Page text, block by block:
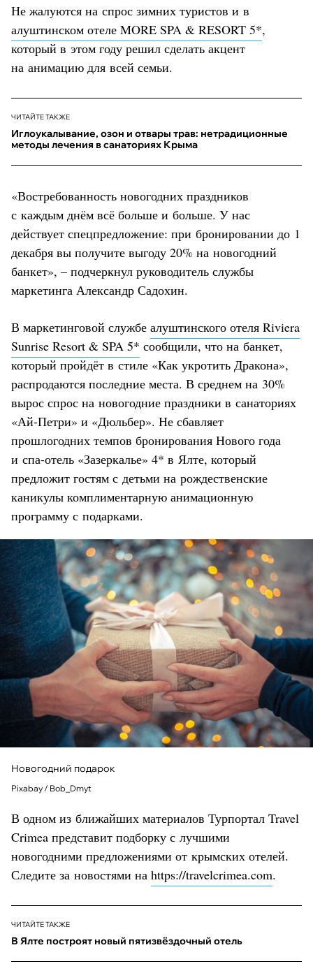
Не жалуются на спрос зимних туристов и в
алуштинском отеле MORE SPA & RESORT 5*,
который в этом году решил сделать акцент
на анимацию для всей семьи.
ЧИТАЙТЕ ТАКЖЕ
Иглоукалывание, озон и отвары трав: нетрадиционные
методы лечения в санаториях Крыма
«Востребованность новогодних праздников
с каждым днём всё больше и больше. У нас
действует спецпредложение: при бронировании до 1
декабря вы получите выгоду 20% на новогодний
банкет», – подчеркнул руководитель службы
маркетинга Александр Садохин.
В маркетинговой службе алуштинского отеля Riviera
Sunrise Resort & SPA 5* сообщили, что на банкет,
который пройдёт в стиле «Как укротить Дракона»,
распродаются последние места. В среднем на 30%
вырос спрос на новогодние праздники в санаториях
«Ай-Петри» и «Дюльбер». Не сбавляет
прошлогодних темпов бронирования Нового года
и спа-отель «Зазеркалье» 4* в Ялте, который
предложит гостям с детьми на рождественские
каникулы комплиментарную анимационную
программу с подарками.
Новогодний подарок
Pixabay / Bob_Dmyt
В одном из ближайших материалов Турпортал Travel
Crimea представит подборку с лучшими
новогодними предложениями от крымских отелей.
Следите за новостями на https://travelcrimea.com.
ЧИТАЙТЕ ТАКЖЕ
В Ялте построят новый пятизвёздочный отель